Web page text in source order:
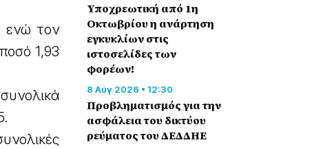
ενώ τον
1,93
Υποχρεωτική από 1η
Οκτωβρίου η ανάρτηση
εγκυκλίων στις
ιστοσελίδες των
φορέων!
8 Αύγ 2026 • 12:30
Προβληματισμός για την
ασφάλεια του δικτύου
ρεύματος του ΔΕΔΔΗΕ